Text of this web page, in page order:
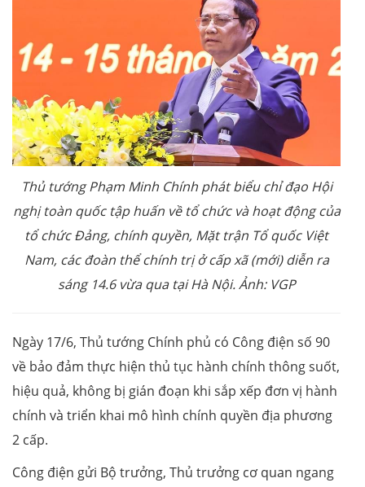
Thủ tướng Phạm Minh Chính phát biểu chỉ đạo Hội
nghị toàn quốc tập huấn về tổ chức và hoạt động của
tổ chức Đảng, chính quyền, Mặt trận Tổ quốc Việt
Nam, các đoàn thể chính trị ở cấp xã (mới) diễn ra
sáng 14.6 vừa qua tại Hà Nội. Ảnh: VGP
Ngày 17/6, Thủ tướng Chính phủ có Công điện số 90
về bảo đảm thực hiện thủ tục hành chính thông suốt,
hiệu quả, không bị gián đoạn khi sắp xếp đơn vị hành
chính và triển khai mô hình chính quyền địa phương
2 cấp.
Công điện gửi Bộ trưởng, Thủ trưởng cơ quan ngang